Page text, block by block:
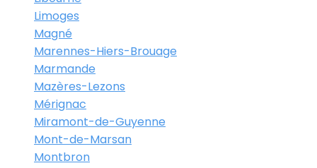
Limoges
Magné
Marennes-Hiers-Brouage
Marmande
Mazères-Lezons
Mérignac
Miramont-de-Guyenne
Mont-de-Marsan
Montbron